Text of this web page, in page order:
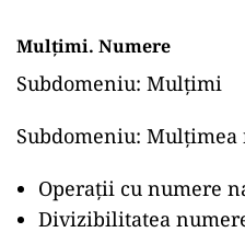
Mulțimi. Numere
Subdomeniu: Mulțimi
Subdomeniu:
Operaţii cu numere
Divizibilitatea